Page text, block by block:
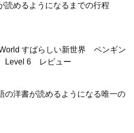
読めるようになるまでの行程
すばらしい新世界 ペンギン
Level 6 レビュー
の洋書が読めるようになる唯一の